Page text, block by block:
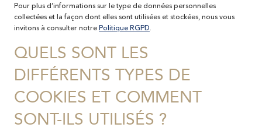
Pour plus d’informations sur le type de données personnelles
collectées et la façon dont elles sont utilisées et stockées, nous vous
invitons à consulter notrePolitique RGPD.
QUELS SONT LES
DIFFÉRENTS TYPES DE
COOKIES ET COMMENT
SONT-ILS UTILISÉS ?